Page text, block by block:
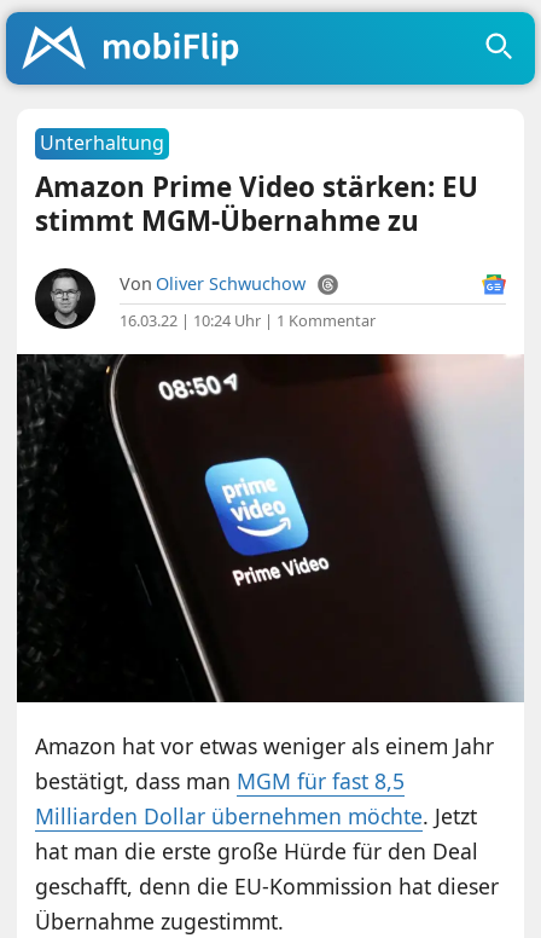
Unterhaltung
Amazon Prime Video stärken: EU
stimmt MGM-Übernahme zu
Von Oliver Schwuchow
16.03.22 | 10:24 Uhr | 1 Kommentar
Amazon hat vor etwas weniger als einem Jahr
bestätigt, dass man MGM für fast 8,5
Milliarden Dollar übernehmen möchte. Jetzt
hat man die erste große Hürde für den Deal
geschafft, denn die EU-Kommission hat dieser
Übernahme zugestimmt.